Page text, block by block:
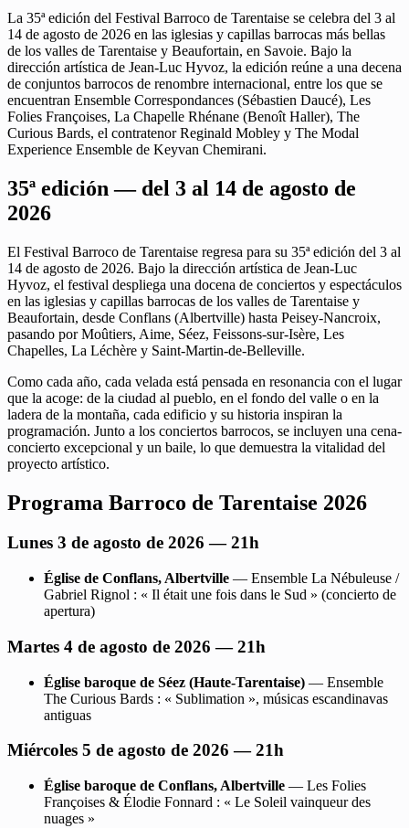
La 35ª edición del Festival Barroco de Tarentaise se celebra del 3 al
14 de agosto de 2026 en las iglesias y capillas barrocas más bellas
de los valles de Tarentaise y Beaufortain, en Savoie. Bajo la
dirección artística de Jean-Luc Hyvoz, la edición reúne a una decena
de conjuntos barrocos de renombre internacional, entre los que se
encuentran Ensemble Correspondances (Sébastien Daucé), Les
Folies Françoises, La Chapelle Rhénane (Benoît Haller), The
Curious Bards, el contratenor Reginald Mobley y The Modal
Experience Ensemble de Keyvan Chemirani.
35ª edición — del 3 al 14 de agosto de
2026
El Festival Barroco de Tarentaise regresa para su 35ª edición del 3 al
14 de agosto de 2026. Bajo la dirección artística de Jean-Luc
Hyvoz, el festival despliega una docena de conciertos y espectáculos
en las iglesias y capillas barrocas de los valles de Tarentaise y
Beaufortain, desde Conflans (Albertville) hasta Peisey-Nancroix,
pasando por Moûtiers, Aime, Séez, Feissons-sur-Isère, Les
Chapelles, La Léchère y Saint-Martin-de-Belleville.
Como cada año, cada velada está pensada en resonancia con el lugar
que la acoge: de la ciudad al pueblo, en el fondo del valle o en la
ladera de la montaña, cada edificio y su historia inspiran la
programación. Junto a los conciertos barrocos, se incluyen una cena-
concierto excepcional y un baile, lo que demuestra la vitalidad del
proyecto artístico.
Programa Barroco de Tarentaise 2026
Lunes 3 de agosto de 2026 — 21h
Église de Conflans, Albertville — Ensemble La Nébuleuse /
Gabriel Rignol : « Il était une fois dans le Sud » (concierto de
apertura)
Martes 4 de agosto de 2026 — 21h
Église baroque de Séez (Haute-Tarentaise) — Ensemble
The Curious Bards : « Sublimation », músicas escandinavas
antiguas
Miércoles 5 de agosto de 2026 — 21h
Église baroque de Conflans, Albertville — Les Folies
Françoises & Élodie Fonnard : « Le Soleil vainqueur des
nuages »